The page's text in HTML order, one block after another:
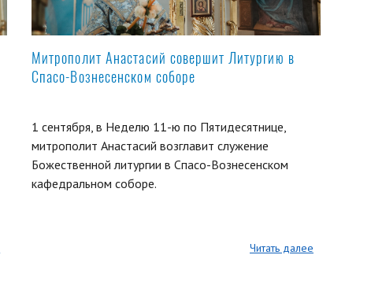
Митрополит Анастасий совершит Литургию в
Спасо-Вознесенском соборе
1 сентября, в Неделю 11-ю по Пятидесятнице,
митрополит Анастасий возглавит служение
Божественной литургии в Спасо-Вознесенском
кафедральном соборе.
Читать далее